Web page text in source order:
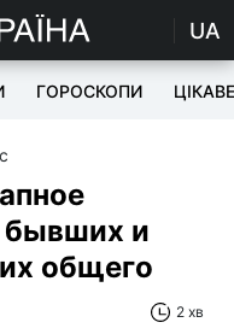
UA
ГОРОСКОПИ ЦІКАВЕ
бывших и
общего
2 хв